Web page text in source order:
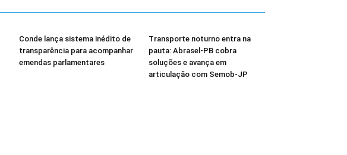
Conde lança sistema inédito de
transparência para acompanhar
emendas parlamentares
Transporte noturno entra na
pauta: Abrasel-PB cobra
soluções e avança em
articulação com Semob-JP